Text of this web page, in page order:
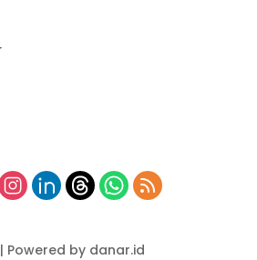
Powered by danar.id